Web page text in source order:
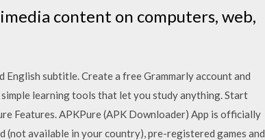
content on computers, web,
English subtitle. Create a free Grammarly account and
learning tools that let you study anything. Start
Features. APKPure (APK Downloader) App is officially
(not available in your country), pre-registered games and